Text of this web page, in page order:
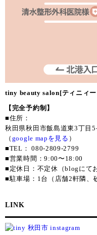
tiny beauty salon[ティニィ
【完全予約制】
■住所：
秋田県秋田市飯島道東3丁目
（ google mapを見る ）
■TEL： 080-2809-2799
■営業時間：9:00〜18:00
■定休日：不定休（blogにて
■駐車場：1台（店舗2軒隣、
LINK